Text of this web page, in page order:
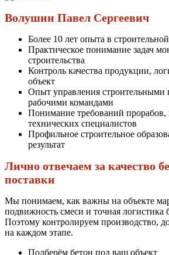
Волушин Павел Сергеевич
Более 10 лет опыта в
Практическое понимание задач
строительства
Контроль качества продукции,
объект
Опыт управления строительными
рабочими командами
Понимание требований прорабов,
технических специалистов
Профильное строительное
результат
Лично отвечаем за качество
поставки
Мы понимаем, как важны на объекте
подвижность смеси и точная логистика
Поэтому контролируем производство,
на каждом этапе.
Подберём бетон под ваш объект